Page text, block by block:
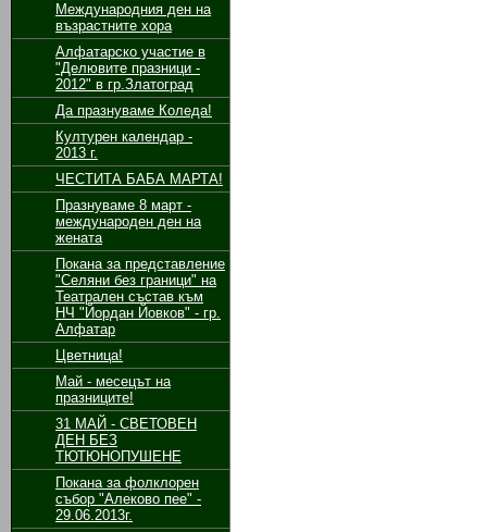
Международния ден на
възрастните хора
Алфатарско участие в
"Делювите празници -
2012" в гр.Златоград
Да празнуваме Коледа!
Културен календар -
2013 г.
ЧЕСТИТА БАБА МАРТА!
Празнуваме 8 март -
международен ден на
жената
Покана за представление
"Селяни без граници" на
Театрален състав към
НЧ "Йордан Йовков" - гр.
Алфатар
Цветница!
Май - месецът на
празниците!
31 МАЙ - СВЕТОВЕН
ДЕН БЕЗ
ТЮТЮНОПУШЕНЕ
Покана за фолклорен
събор "Алеково пее" -
29.06.2013г.